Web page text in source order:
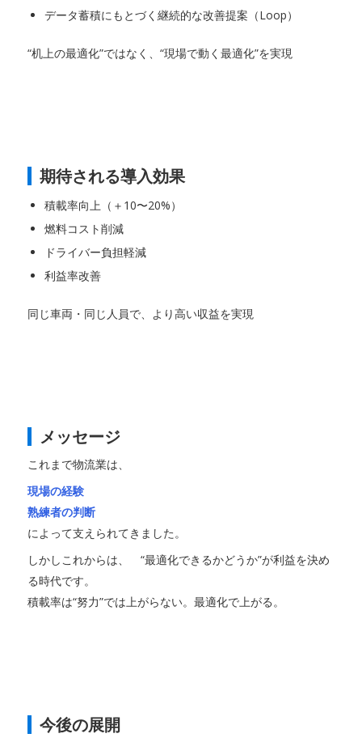
データ蓄積にもとづく継続的な改善提案（Loop）
“机上の最適化”ではなく、“現場で動く最適化”を実現
期待される導入効果
積載率向上（＋10〜20%）
燃料コスト削減
ドライバー負担軽減
利益率改善
同じ車両・同じ人員で、より高い収益を実現
メッセージ
これまで物流業は、
現場の経験
熟練者の判断
によって支えられてきました。
しかしこれからは、 “最適化できるかどうか”が利益を決め
る時代です。
積載率は“努力”では上がらない。最適化で上がる。
今後の展開